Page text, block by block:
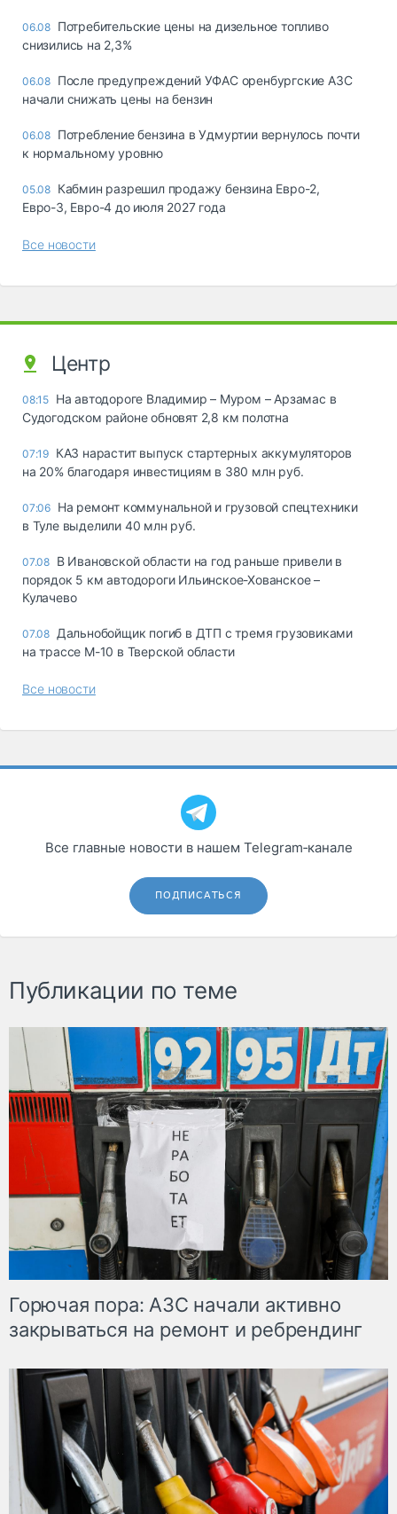
06.08 Потребительские цены на дизельное топливо
снизились на 2,3%
06.08 После предупреждений УФАС оренбургские АЗС
начали снижать цены на бензин
06.08 Потребление бензина в Удмуртии вернулось почти
к нормальному уровню
05.08 Кабмин разрешил продажу бензина Евро-2,
Евро-3, Евро-4 до июля 2027 года
Все новости
Центр
08:15 На автодороге Владимир – Муром – Арзамас в
Судогодском районе обновят 2,8 км полотна
07:19 КАЗ нарастит выпуск стартерных аккумуляторов
на 20% благодаря инвестициям в 380 млн руб.
07:06 На ремонт коммунальной и грузовой спецтехники
в Туле выделили 40 млн руб.
07.08 В Ивановской области на год раньше привели в
порядок 5 км автодороги Ильинское-Хованское –
Кулачево
07.08 Дальнобойщик погиб в ДТП с тремя грузовиками
на трассе М-10 в Тверской области
Все новости
Все главные новости в нашем Telegram‑канале
ПОДПИСАТЬСЯ
Публикации по теме
Горючая пора: АЗС начали активно
закрываться на ремонт и ребрендинг